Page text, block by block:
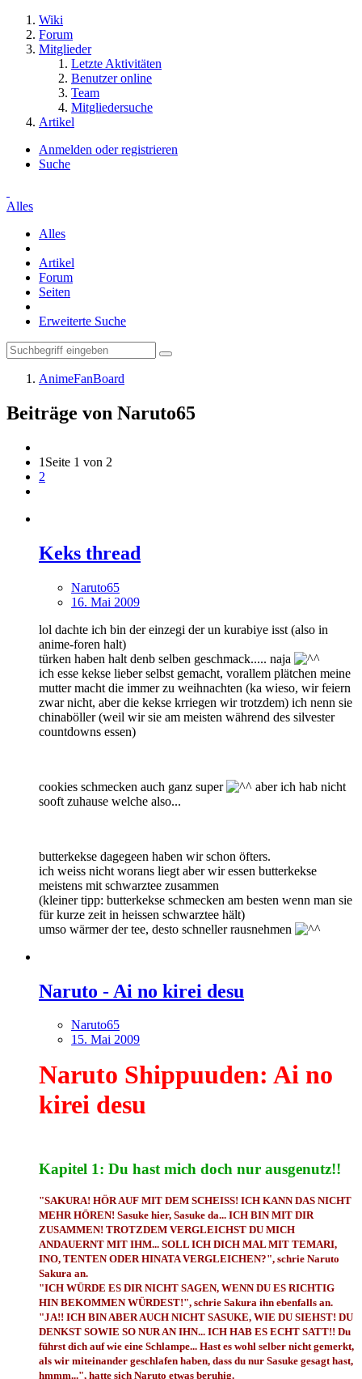
Wiki
Forum
Mitglieder
Letzte Aktivitäten
Benutzer online
Team
Mitgliedersuche
Artikel
Anmelden oder registrieren
Suche
Alles
Alles
Artikel
Forum
Seiten
Erweiterte Suche
AnimeFanBoard
Beiträge von Naruto65
1 Seite 1 von 2
2
Keks thread
Naruto65
16. Mai 2009
lol dachte ich bin der einzegi der un kurabiye isst (also in
anime-foren halt)
türken haben halt denb selben geschmack..... naja
ich esse kekse lieber selbst gemacht, vorallem plätchen meine
mutter macht die immer zu weihnachten (ka wieso, wir feiern
zwar nicht, aber die kekse krriegen wir trotzdem) ich nenn sie
chinaböller (weil wir sie am meisten während des silvester
countdowns essen)
cookies schmecken auch ganz super
aber ich hab nicht
sooft zuhause welche also...
butterkekse dagegeen haben wir schon öfters.
ich weiss nicht worans liegt aber wir essen butterkekse
meistens mit schwarztee zusammen
(kleiner tipp: butterkekse schmecken am besten wenn man sie
für kurze zeit in heissen schwarztee hält)
umso wärmer der tee, desto schneller rausnehmen
Naruto - Ai no kirei desu
Naruto65
15. Mai 2009
Naruto Shippuuden: Ai no
kirei desu
Kapitel 1: Du hast mich doch nur ausgenutz!!
"SAKURA! HÖR AUF MIT DEM SCHEISS! ICH KANN DAS NICHT
MEHR HÖREN! Sasuke hier, Sasuke da... ICH BIN MIT DIR
ZUSAMMEN! TROTZDEM VERGLEICHST DU MICH
ANDAUERNT MIT IHM... SOLL ICH DICH MAL MIT TEMARI,
INO, TENTEN ODER HINATA VERGLEICHEN?", schrie Naruto
Sakura an.
"ICH WÜRDE ES DIR NICHT SAGEN, WENN DU ES RICHTIG
HIN BEKOMMEN WÜRDEST!", schrie Sakura ihn ebenfalls an.
"JA!! ICH BIN ABER AUCH NICHT SASUKE, WIE DU SIEHST! DU
DENKST SOWIE SO NUR AN IHN... ICH HAB ES ECHT SATT!! Du
führst dich auf wie eine Schlampe... Hast es wohl selber nicht gemerkt,
als wir miteinander geschlafen haben, dass du nur Sasuke gesagt hast,
hmmm...", hatte sich Naruto etwas beruhig.